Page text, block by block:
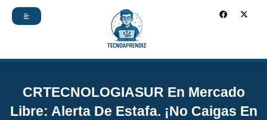
F
a
-
CRTECNOLOGIASUR En Mercado
Libre: Alerta De Estafa. ¡No Caigas En